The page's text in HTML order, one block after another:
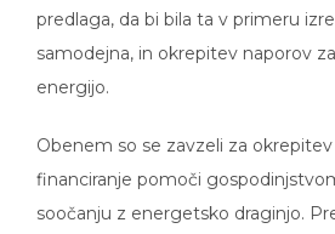
samodejna, in okrepitev naporov za
energijo.
financiranje pomoči
soočanju z energetsko draginjo.